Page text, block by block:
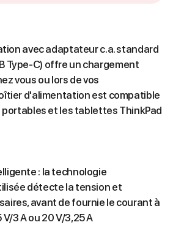
avec adaptateur c.a. standard
Type-C) offre un chargement
vous ou lors de vos
d'alimentation est compatible
et les tablettes ThinkPad
: la technologie
détecte la tension et
avant de fournie le courant à
V/3 A ou 20 V/3,25 A